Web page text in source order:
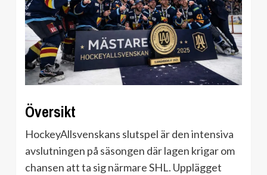
Översikt
HockeyAllsvenskans slutspel är den intensiva
avslutningen på säsongen där lagen krigar om
chansen att ta sig närmare SHL. Upplägget